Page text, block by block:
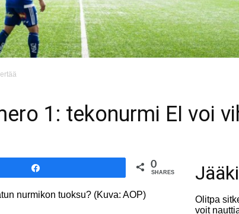
1: tekonurmi EI voi
0
SHARES
nurmikon tuoksu? (Kuva: AOP)
Olitpa
voit